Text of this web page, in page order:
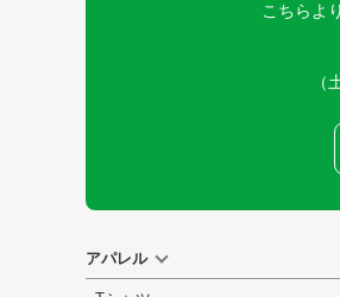
こちらよ
（
アパレル